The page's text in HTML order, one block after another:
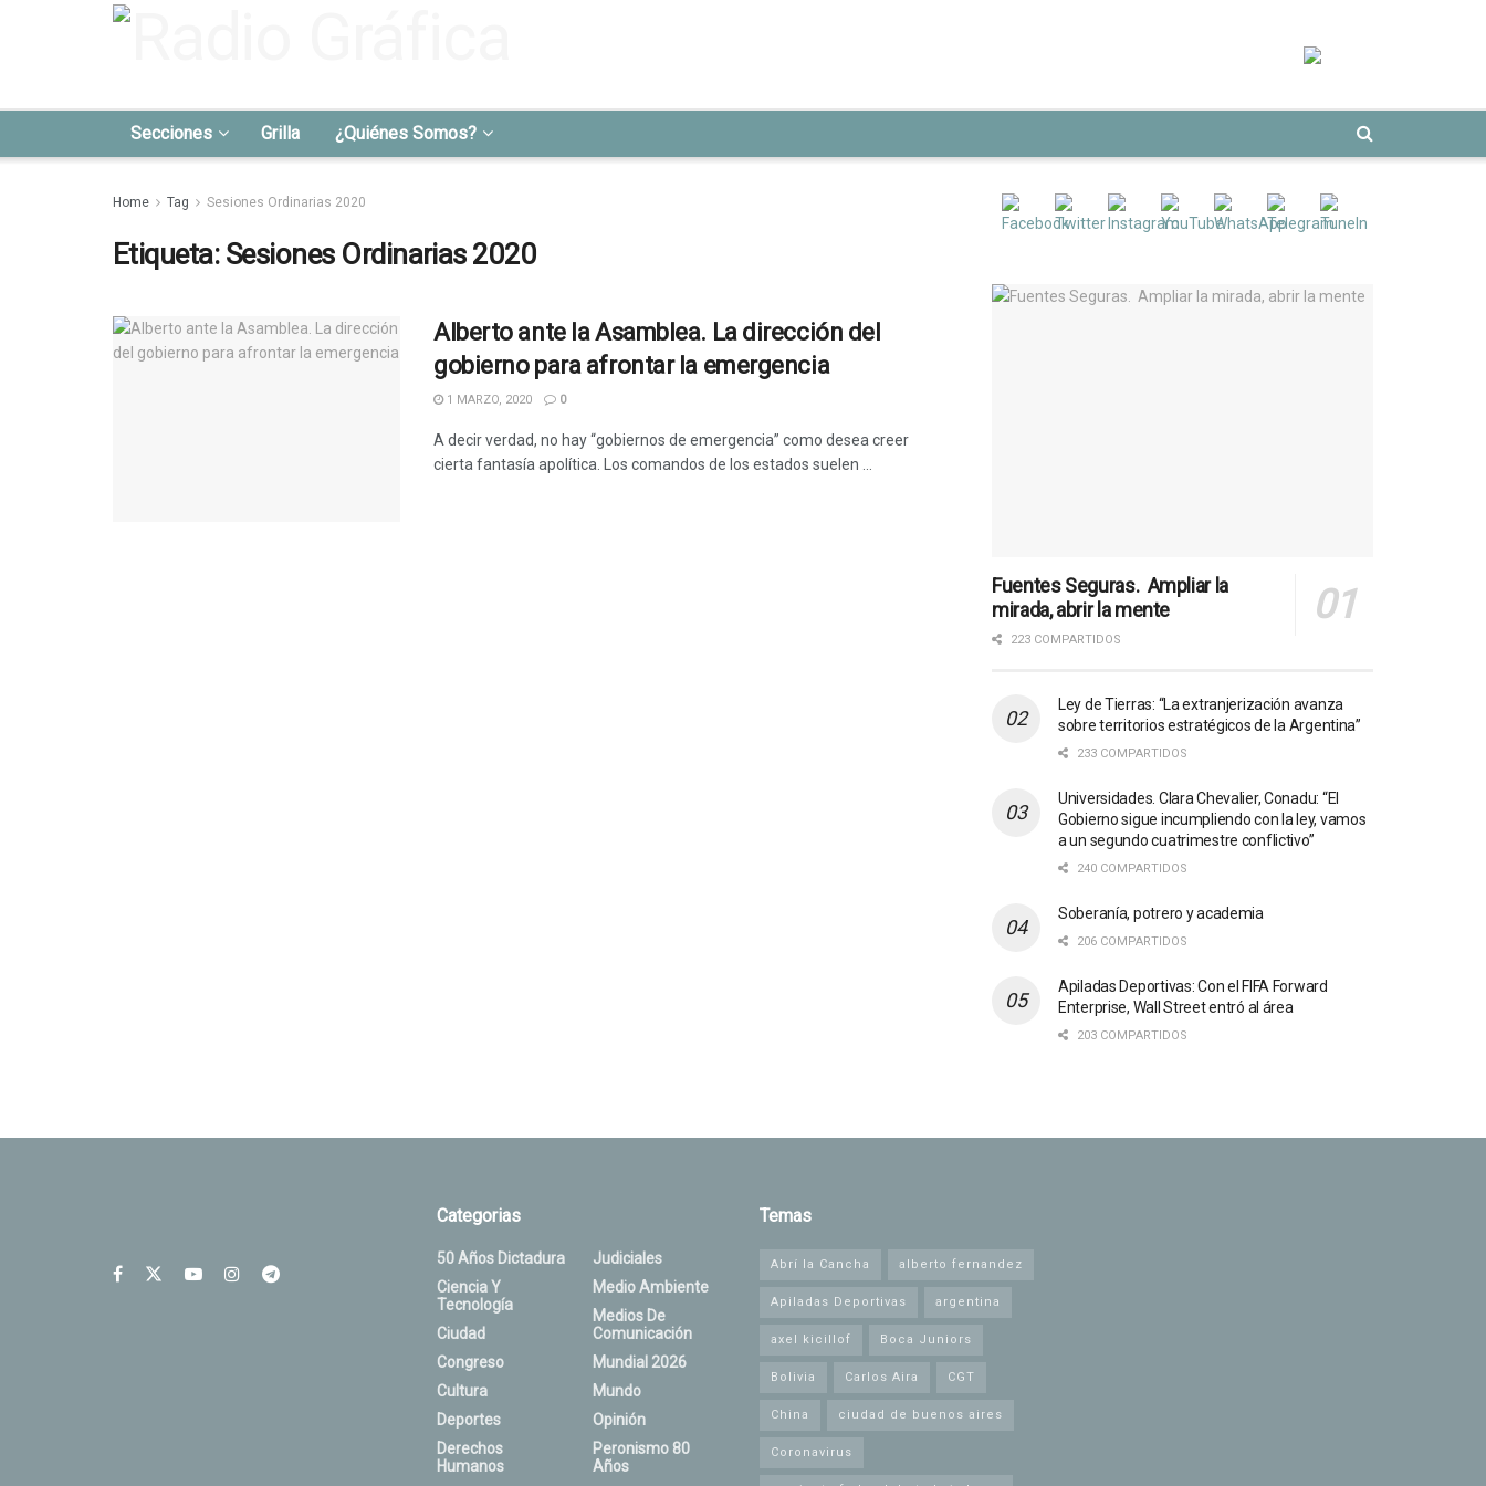
Secciones Grilla ¿Quiénes Somos?
Home Tag Sesiones Ordinarias 2020
Etiqueta: Sesiones Ordinarias 2020
Alberto ante la Asamblea. La dirección del
gobierno para afrontar la emergencia
1 MARZO, 2020 0
A decir verdad, no hay “gobiernos de emergencia” como desea creer
cierta fantasía apolítica. Los comandos de los estados suelen ...
Fuentes Seguras. Ampliar la
mirada, abrir la mente
223 COMPARTIDOS
Ley de Tierras: “La extranjerización avanza
sobre territorios estratégicos de la Argentina”
233 COMPARTIDOS
Universidades. Clara Chevalier, Conadu: “El
Gobierno sigue incumpliendo con la ley, vamos
a un segundo cuatrimestre conflictivo”
240 COMPARTIDOS
Soberanía, potrero y academia
206 COMPARTIDOS
Apiladas Deportivas: Con el FIFA Forward
Enterprise, Wall Street entró al área
203 COMPARTIDOS
Categorias
50 Años Dictadura
Ciencia Y
Tecnología
Ciudad
Congreso
Cultura
Deportes
Derechos
Humanos
Judiciales
Medio Ambiente
Medios De
Comunicación
Mundial 2026
Mundo
Opinión
Peronismo 80
Años
Temas
Abrí la Cancha alberto fernandez
Apiladas Deportivas argentina
axel kicillof Boca Juniors
Bolivia Carlos Aira CGT
China ciudad de buenos aires
Coronavirus